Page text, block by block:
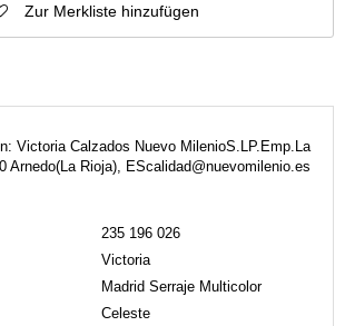
Zur Merkliste hinzufügen
Victoria Calzados Nuevo MilenioS.LP.Emp.La
Arnedo(La Rioja), EScalidad@nuevomilenio.es
235 196 026
Victoria
Madrid Serraje Multicolor
Celeste